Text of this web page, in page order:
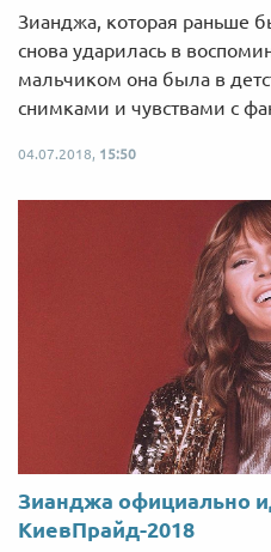
Зианджа, которая раньше
снова ударилась в
мальчиком она была в
снимками и чувствами с
04.07.2018, 15:50
Зианджа официально
КиевПрайд-2018